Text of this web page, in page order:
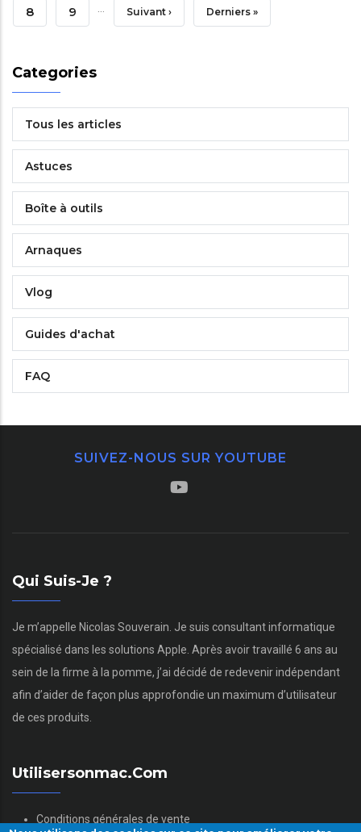
Courante
Page
8 Page
9 … Page
Suivant › Dernière
Derniers »
Categories
Tous les articles
Astuces
Boîte à outils
Arnaques
Vlog
Guides d'achat
FAQ
SUIVEZ-NOUS SUR YOUTUBE
Qui Suis-Je ?
Je m’appelle Nicolas Souverain. Je suis consultant informatique
spécialisé dans les solutions Apple. Après avoir travaillé 6 ans au
sein de la firme à la pomme, j’ai décidé de redevenir indépendant
afin d’aider de façon plus approfondie un maximum d’utilisateur
de ces produits.
Utilisersonmac.com
Conditions générales de vente